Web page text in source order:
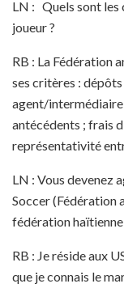
LN : Quels sont les
joueur ?
RB : La Fédération
ses critères :
agent/
antécédents ; frais
représentativité
LN : Vous devenez
Soccer (Fédération
fédération
RB : Je réside aux
que je connais le